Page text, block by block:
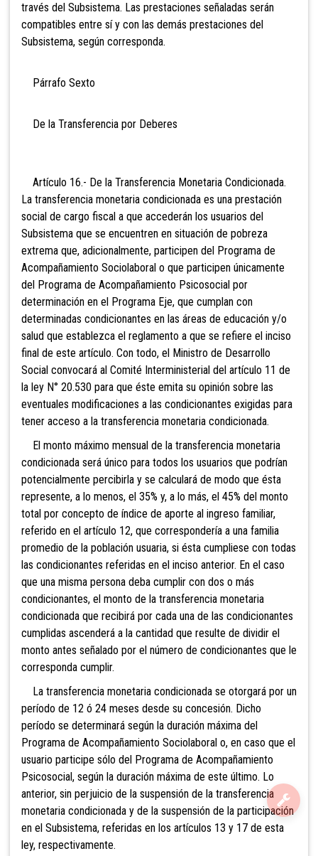
través del Subsistema. Las prestaciones señaladas serán
compatibles entre sí y con las demás prestaciones del
Subsistema, según corresponda.
Párrafo Sexto
De la Transferencia por Deberes
Artículo 16.- De la Transferencia Monetaria Condicionada.
La transferencia monetaria condicionada es una prestación
social de cargo fiscal a que accederán los usuarios del
Subsistema que se encuentren en situación de pobreza
extrema que, adicionalmente, participen del Programa de
Acompañamiento Sociolaboral o que participen únicamente
del Programa de Acompañamiento Psicosocial por
determinación en el Programa Eje, que cumplan con
determinadas condicionantes en las áreas de educación y/o
salud que establezca el reglamento a que se refiere el inciso
final de este artículo. Con todo, el Ministro de Desarrollo
Social convocará al Comité Interministerial del artículo 11 de
la ley N° 20.530 para que éste emita su opinión sobre las
eventuales modificaciones a las condicionantes exigidas para
tener acceso a la transferencia monetaria condicionada.
El monto máximo mensual de la transferencia monetaria
condicionada será único para todos los usuarios que podrían
potencialmente percibirla y se calculará de modo que ésta
represente, a lo menos, el 35% y, a lo más, el 45% del monto
total por concepto de índice de aporte al ingreso familiar,
referido en el artículo 12, que correspondería a una familia
promedio de la población usuaria, si ésta cumpliese con todas
las condicionantes referidas en el inciso anterior. En el caso
que una misma persona deba cumplir con dos o más
condicionantes, el monto de la transferencia monetaria
condicionada que recibirá por cada una de las condicionantes
cumplidas ascenderá a la cantidad que resulte de dividir el
monto antes señalado por el número de condicionantes que le
corresponda cumplir.
La transferencia monetaria condicionada se otorgará por un
período de 12 ó 24 meses desde su concesión. Dicho
período se determinará según la duración máxima del
Programa de Acompañamiento Sociolaboral o, en caso que el
usuario participe sólo del Programa de Acompañamiento
Psicosocial, según la duración máxima de este último. Lo
anterior, sin perjuicio de la suspensión de la transferencia
monetaria condicionada y de la suspensión de la participación
en el Subsistema, referidas en los artículos 13 y 17 de esta
ley, respectivamente.